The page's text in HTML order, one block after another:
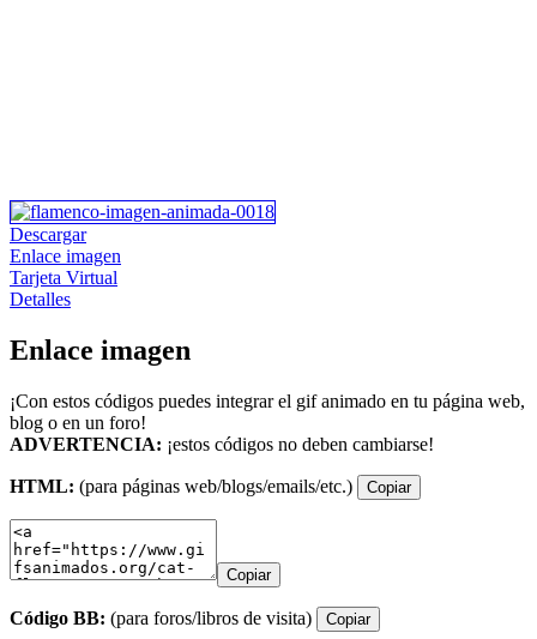
Descargar
Enlace imagen
Tarjeta Virtual
Detalles
Enlace imagen
¡Con estos códigos puedes integrar el gif animado en tu página web,
blog o en un foro!
ADVERTENCIA: ¡estos códigos no deben cambiarse!
HTML: (para páginas web/blogs/emails/etc.) Copiar
Copiar
Código BB: (para foros/libros de visita) Copiar